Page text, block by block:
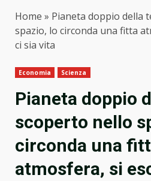
Home » Pianeta doppio della
spazio, lo circonda una fitta
ci sia vita
Economia Scienza
Pianeta doppio
scoperto nello
circonda una
atmosfera, si